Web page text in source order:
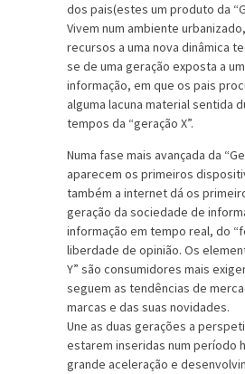
dos pais(estes um produto da
Vivem num ambiente
recursos a uma nova dinâmica
se de uma geração exposta a
informação, em que os pais
alguma lacuna material sentida
tempos da “geração X”.
Numa fase mais avançada da
aparecem os primeiros
também a internet dá os
geração da sociedade de
informação em tempo real, do
liberdade de opinião. Os
Y” são consumidores mais
seguem as tendências de
marcas e das suas novidades.
Une as duas gerações a
estarem inseridas num período
grande aceleração e